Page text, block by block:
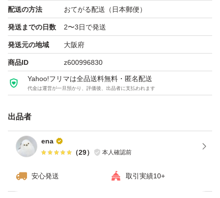
配送の方法 おてがる配送（日本郵便）
発送までの日数 2〜3日で発送
発送元の地域 大阪府
商品ID z600996830
Yahoo!フリマは全品送料無料・匿名配送
代金は運営が一旦預かり、評価後、出品者に支払われます
出品者
ena
（29） 本人確認前
安心発送 取引実績10+